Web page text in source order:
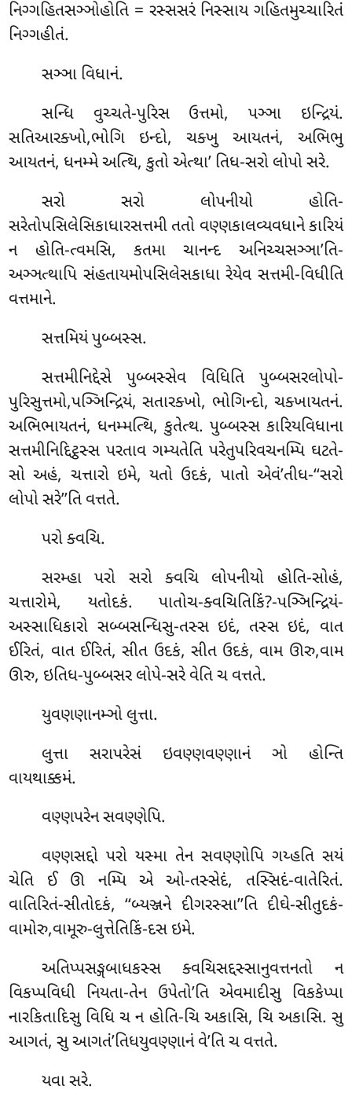
નિગ્ગહિતસઞ્ઞોહોતિ = રસ્સસરં નિસ્સાય ગહિતમુચ્ચારિતં
નિગ્ગહીતં.
સઞ્ઞા વિધાનં.
સન્ધિ વુચ્ચતે-પુરિસ ઉત્તમો, પઞ્ઞા ઇન્દ્રિયં.
સતિઆરક્ખો,ભોગિ ઇન્દો, ચક્ખુ આયતનં, અભિભુ
આયતનં, ધનમ્મે અત્થિ, કુતો એત્થા’ તિધ-સરો લોપો સરે.
સરો સરો લોપનીયો હોતિ-
સરેતોપસિલેસિકાધારસત્તમી તતો વણ્ણકાલવ્યવધાને કારિયં
ન હોતિ-ત્વમસિ, કતમા ચાનન્દ અનિચ્ચસઞ્ઞા’તિ-
અઞ્ઞત્થાપિ સંહતાયમોપસિલેસકાધા રેયેવ સત્તમી-વિધીતિ
વત્તમાને.
સત્તમિયં પુબ્બસ્સ.
સત્તમીનિદ્દેસે પુબ્બસ્સેવ વિધિતિ પુબ્બસરલોપો-
પુરિસુત્તમો,પઞ્ઞિન્દ્રિયં, સતારક્ખો, ભોગિન્દો, ચક્ખાયતનં.
અભિભાયતનં, ધનમ્મત્થિ, કુતેત્થ. પુબ્બસ્સ કારિયવિધાના
સત્તમીનિદ્દિટ્ઠસ્સ પરતાવ ગમ્યતેતિ પરેતુપરિવચનમ્પિ ઘટતે-
સો અહં, ચત્તારો ઇમે, યતો ઉદકં, પાતો એવં’તીધ-‘‘સરો
લોપો સરે’’તિ વત્તતે.
પરો ક્વચિ.
સરમ્હા પરો સરો ક્વચિ લોપનીયો હોતિ-સોહં,
ચત્તારોમે, યતોદકં. પાતોચ-ક્વચિતિકિં?-પઞ્ઞિન્દ્રિયં-
અસ્સાધિકારો સબ્બસન્ધિસુ-તસ્સ ઇદં, તસ્સ ઇદં, વાત
ઈરિતં, વાત ઈરિતં, સીત ઉદકં, સીત ઉદકં, વામ ઊરુ,વામ
ઊરુ, ઇતિધ-પુબ્બસર લોપે-સરે વેતિ ચ વત્તતે.
યુવણણાનમ્ઞો લુત્તા.
લુત્તા સરાપરેસં ઇવણ્ણવણ્ણાનં ઞો હોન્તિ
વાયથાક્કમં.
વણ્ણપરેન સવણ્ણેપિ.
વણ્ણસદ્દો પરો યસ્મા તેન સવણ્ણોપિ ગય્હતિ સયં
ચેતિ ઈ ઊ નમ્પિ એ ઓ-તસ્સેદં, તસ્સિદં-વાતેરિતં.
વાતિરિતં-સીતોદકં, ‘‘બ્યઞ્જને દીગરસ્સા’’તિ દીઘે-સીતુદકં-
વામોરુ,વામૂરુ-લુત્તેતિકિં-દસ ઇમે.
અતિપ્પસઙ્ગબાધકસ્સ ક્વચિસદ્દસ્સાનુવત્તનતો ન
વિકપ્પવિધી નિયતા-તેન ઉપેતો’તિ એવમાદીસુ વિકકેપ્પા
નારકિતાદિસુ વિધિ ચ ન હોતિ-ચિ અકાસિ, ચિ અકાસિ. સુ
આગતં, સુ આગતં’તિધયુવણ્ણાનં વે’તિ ચ વત્તતે.
યવા સરે.